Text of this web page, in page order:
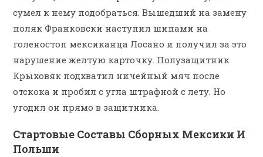
сумел к нему подобраться. Вышедший на замену
поляк Франковски наступил шипами на
голеностоп мексиканца Лосано и получил за это
нарушение желтую карточку. Полузащитник
Крыховяк подхватил ничейный мяч после
отскока и пробил с угла штрафной с лету. Но
угодил он прямо в защитника.
Стартовые Составы Сборных Мексики И
Польши